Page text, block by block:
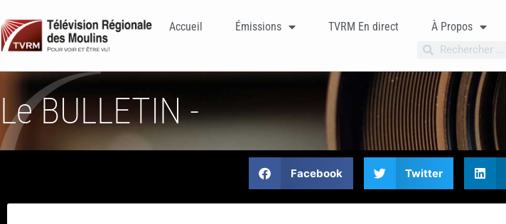
Accueil Émissions TVRM En direct À Propos
Le BULLETIN -
Facebook Twitter